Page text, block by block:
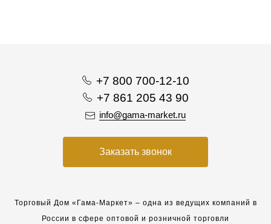
+7 800 700-12-10
+7 861 205 43 90
info@gama-market.ru
Заказать звонок
Торговый Дом «Гама-Маркет» – одна из ведущих компаний в
России в сфере оптовой и розничной торговли